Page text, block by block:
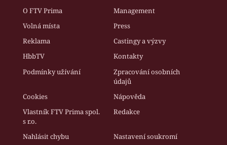
O FTV Prima
Management
Volná místa
Press
Reklama
Castingy a výzvy
HbbTV
Kontakty
Podmínky užívání
Zpracování osobních
údajů
Cookies
Nápověda
Vlastník FTV Prima spol.
s r.o.
Redakce
Nahlásit chybu Nastavení soukromí